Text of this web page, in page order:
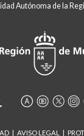
Autónoma de la
AVISO LEGAL